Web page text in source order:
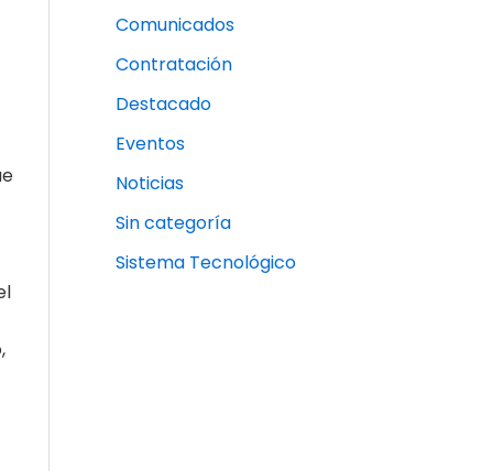
Comunicados
Contratación
Destacado
Eventos
Noticias
Sin categoría
Sistema Tecnológico